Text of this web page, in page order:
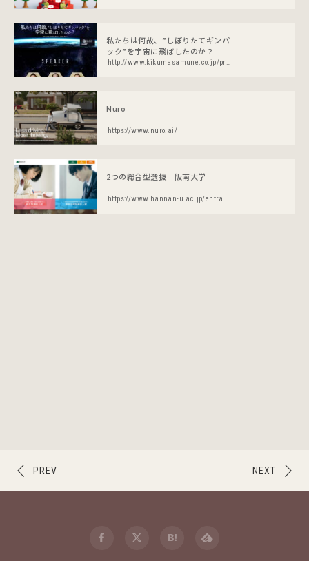
私たちは何故、”しぼりたてギンパ
ック”を宇宙に飛ばしたのか？
http://www.kikumasamune.co.jp/products/gin/universe/
Nuro
https://www.nuro.ai/
2つの総合型選抜｜阪南大学
https://www.hannan-u.ac.jp/entrance/special/examcomprehensive2023/
NEXT
PREV